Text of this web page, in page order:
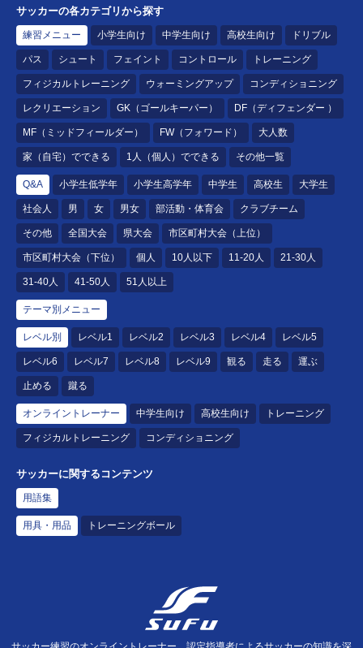
サッカーの各カテゴリから探す
練習メニュー 小学生向け 中学生向け 高校生向け ドリブル
パス シュート フェイント コントロール トレーニング
フィジカルトレーニング ウォーミングアップ コンディショニング
レクリエーション GK（ゴールキーパー） DF（ディフェンダー ）
MF（ミッドフィールダー） FW（フォワード） 大人数
家（自宅）でできる 1人（個人）でできる その他一覧
Q&A 小学生低学年 小学生高学年 中学生 高校生 大学生
社会人 男 女 男女 部活動・体育会 クラブチーム
その他 全国大会 県大会 市区町村大会（上位）
市区町村大会（下位） 個人 10人以下 11-20人 21-30人
31-40人 41-50人 51人以上
テーマ別メニュー
レベル別 レベル1 レベル2 レベル3 レベル4 レベル5
レベル6 レベル7 レベル8 レベル9 観る 走る 運ぶ
止める 蹴る
オンライントレーナー 中学生向け 高校生向け トレーニング
フィジカルトレーニング コンディショニング
サッカーに関するコンテンツ
用語集
用具・用品 トレーニングボール